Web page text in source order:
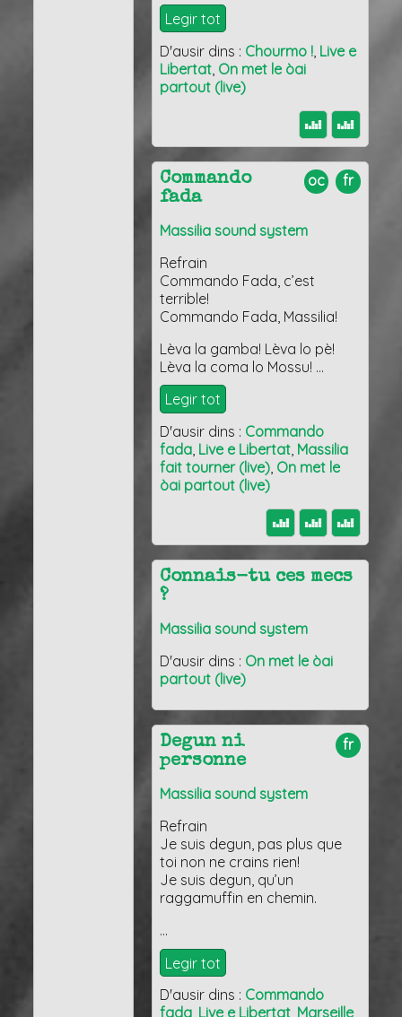
Legir tot
D'ausir dins : Chourmo ! Live e
Libertat On met le òai
partout (live)
fr
oc
Commando
fada
Massilia sound system
Refrain
Commando Fada, c’est
terrible!
Commando Fada, Massilia!
Lèva la gamba! Lèva lo pè!
Lèva la coma lo Mossu! …
Legir tot
D'ausir dins : Commando
fada, Live e Libertat, Massilia
fait tourner (live), On met le
òai partout (live)
Connais-tu ces mecs
?
Massilia sound system
D'ausir dins : On met le òai
partout (live)
fr
Degun ni
personne
Massilia sound system
Refrain
Je suis degun, pas plus que
toi non ne crains rien!
Je suis degun, qu’un
raggamuffin en chemin.
…
Legir tot
D'ausir dins : Commando
fada Live e Libertat Marseille